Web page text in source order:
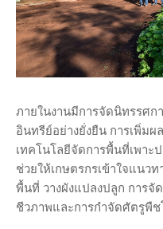
ภายในงานมีการจัดนิทรรศก
อินทรีย์อย่างยั่งยืน การเพิ่ม
เทคโนโลยีจัดการพื้นที่เพาะ
ช่วยให้เกษตรกรเข้าใจแนว
พื้นที่ วางผังแปลงปลูก การจั
ชีวภาพและการกำจัดศัตรูพืช